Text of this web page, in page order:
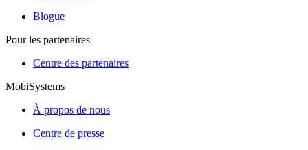
Blogue
Pour les partenaires
Centre des partenaires
MobiSystems
À propos de nous
Centre de presse